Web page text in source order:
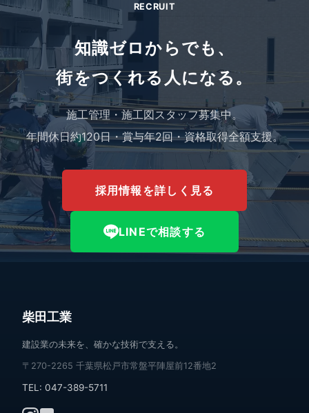
RECRUIT
知識ゼロからでも、
街をつくれる人になる。
施工管理・施工図スタッフ募集中。
年間休日約120日・賞与年2回・資格取得全額支援。
採用情報を詳しく見る
LINEで相談する
柴田工業
建設業の未来を、確かな技術で支える。
〒270-2265 千葉県松戸市常盤平陣屋前12番地2
TEL: 047-389-5711